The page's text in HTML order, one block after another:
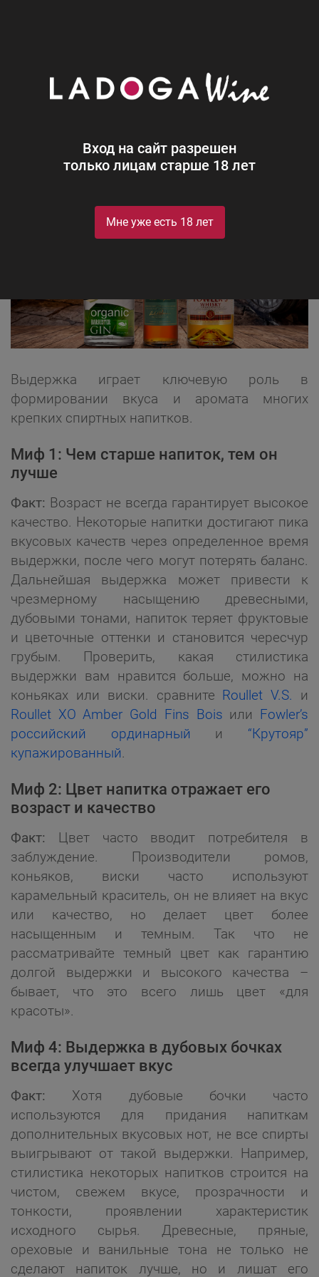
Вход на сайт разрешен
только лицам старше 18 лет
Мне уже есть 18 лет
Новости Блог
Выдержка играет ключевую роль в
формировании вкуса и аромата многих
крепких спиртных напитков.
Миф 1: Чем старше напиток, тем он
лучше
Факт: Возраст не всегда гарантирует высокое
качество. Некоторые напитки достигают пика
вкусовых качеств через определенное время
выдержки, после чего могут потерять баланс.
Дальнейшая выдержка может привести к
чрезмерному насыщению древесными,
дубовыми тонами, напиток теряет фруктовые
и цветочные оттенки и становится чересчур
грубым. Проверить, какая стилистика
выдержки вам нравится больше, можно на
коньяках или виски. сравните Roullet V.S. и
Roullet XO Amber Gold Fins Bois или Fowler’s
российский ординарный и “Крутояр”
купажированный.
Миф 2: Цвет напитка отражает его
возраст и качество
Факт: Цвет часто вводит потребителя в
заблуждение. Производители ромов,
коньяков, виски часто используют
карамельный краситель, он не влияет на вкус
или качество, но делает цвет более
насыщенным и темным. Так что не
рассматривайте темный цвет как гарантию
долгой выдержки и высокого качества –
бывает, что это всего лишь цвет «для
красоты».
Миф 4: Выдержка в дубовых бочках
всегда улучшает вкус
Факт: Хотя дубовые бочки часто
используются для придания напиткам
дополнительных вкусовых нот, не все спирты
выигрывают от такой выдержки. Например,
стилистика некоторых напитков строится на
чистом, свежем вкусе, прозрачности и
тонкости, проявлении характеристик
исходного сырья. Древесные, пряные,
ореховые и ванильные тона не только не
сделают напиток лучше, но и лишат его